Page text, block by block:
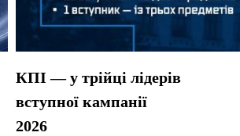
КПІ — у трійці лідерів
вступної кампанії
2026